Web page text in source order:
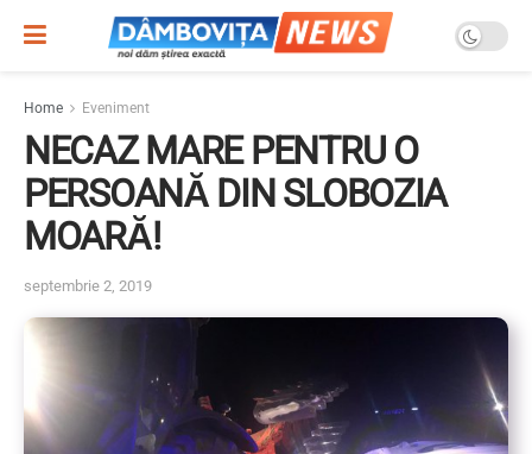
Home Eveniment
NECAZ MARE PENTRU O
PERSOANĂ DIN SLOBOZIA
MOARĂ!
septembrie 2, 2019